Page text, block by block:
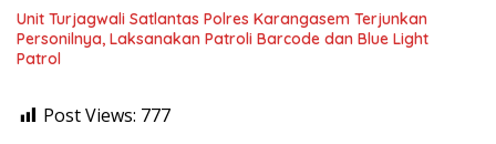
Unit Turjagwali Satlantas Polres Karangasem Terjunkan
Personilnya, Laksanakan Patroli Barcode dan Blue Light
Patrol
Post Views: 777